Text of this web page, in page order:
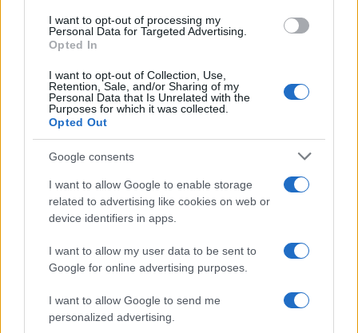
I want to opt-out of processing my
Personal Data for Targeted Advertising.
Opted In
I want to opt-out of Collection, Use,
Retention, Sale, and/or Sharing of my
Personal Data that Is Unrelated with the
Purposes for which it was collected.
Opted Out
Google consents
I want to allow Google to enable storage
related to advertising like cookies on web or
device identifiers in apps.
I want to allow my user data to be sent to
Google for online advertising purposes.
I want to allow Google to send me
personalized advertising.
Come scegliere le scarpe da running donna: comfort
e performance
Marco Tessari · 8 Ago 2026
NEWS